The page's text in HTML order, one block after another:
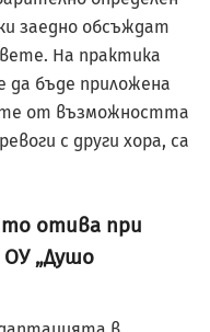
заедно обсъждат
На практика
да бъде приложена
от възможността
с други хора, са
отива при
„Душо